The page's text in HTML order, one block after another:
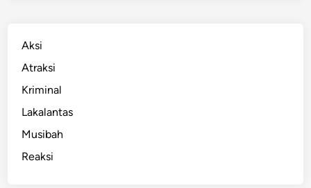
Aksi
Atraksi
Kriminal
Lakalantas
Musibah
Reaksi